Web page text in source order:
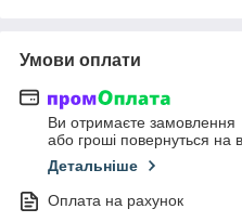
Умови оплати
Ви отримаєте замовлення
або гроші повернуться на
Детальніше
Оплата на рахунок